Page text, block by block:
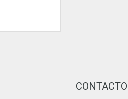
CONTACTO